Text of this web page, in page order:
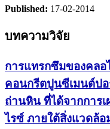
Published: 17-02-2014
บทความวิจัย
การแทรกซึมของคลอ
คอนกรีตปูนซีเมนต์ปอ
ถ่านหิน ที่ได้จากการ
ไรซ์ ภายใต้สิ่งแวดล้อ